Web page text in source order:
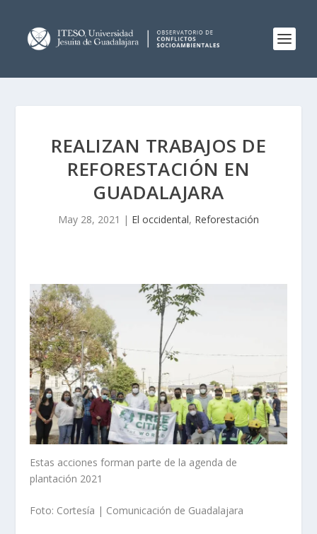
REALIZAN TRABAJOS DE
REFORESTACIÓN EN
GUADALAJARA
May 28, 2021 | El occidental, Reforestación
Estas acciones forman parte de la agenda de
plantación 2021
Foto: Cortesía | Comunicación de Guadalajara